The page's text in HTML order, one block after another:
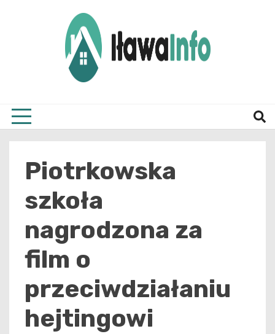
Piotrkowska
szkoła
nagrodzona za
film o
przeciwdziałaniu
hejtingowi